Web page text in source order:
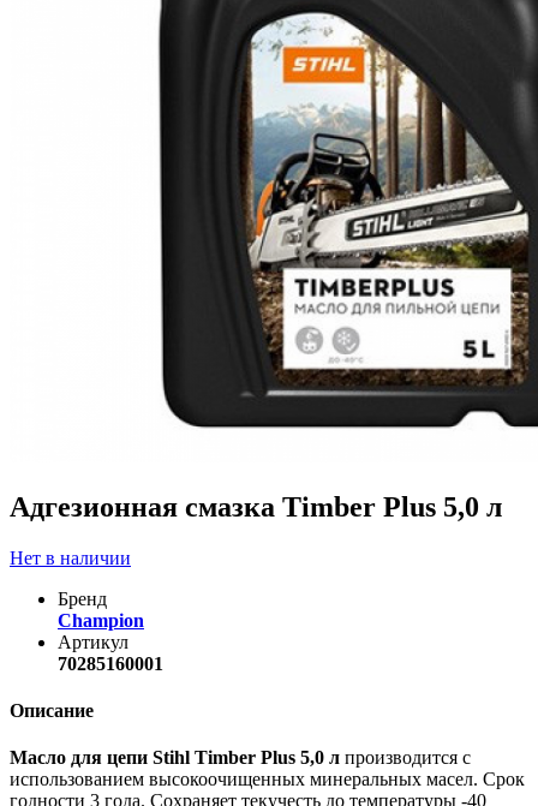
Адгезионная смазка Timber Plus 5,0 л
Нет в наличии
Бренд
Champion
Артикул
70285160001
Описание
Масло для цепи Stihl Timber Plus 5,0 л производится с
использованием высокоочищенных минеральных масел. Срок
годности 3 года. Сохраняет текучесть до температуры -40